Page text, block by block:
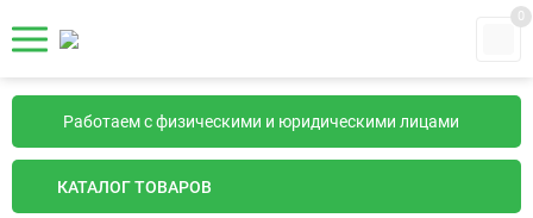
0
Работаем с физическими и юридическими лицами
КАТАЛОГ ТОВАРОВ